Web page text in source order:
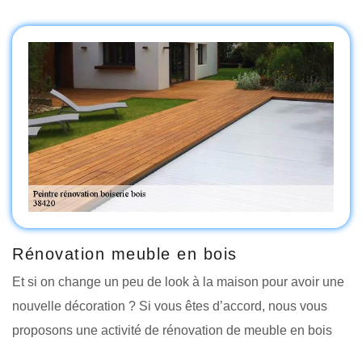
Rénovation meuble en bois
Et si on change un peu de look à la maison pour avoir une
nouvelle décoration ? Si vous êtes d’accord, nous vous
proposons une activité de rénovation de meuble en bois